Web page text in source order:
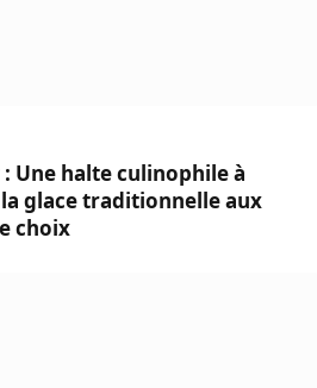
Une halte culinophile à
glace traditionnelle aux
choix